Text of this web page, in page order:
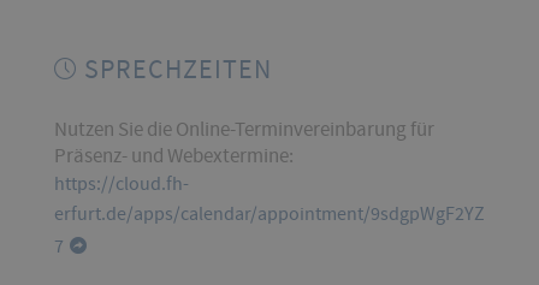
SPRECHZEITEN
Nutzen Sie die Online-Terminvereinbarung für
Präsenz- und Webextermine:
https://cloud.fh-
erfurt.de/apps/calendar/appointment/9sdgpWgF2YZ
7